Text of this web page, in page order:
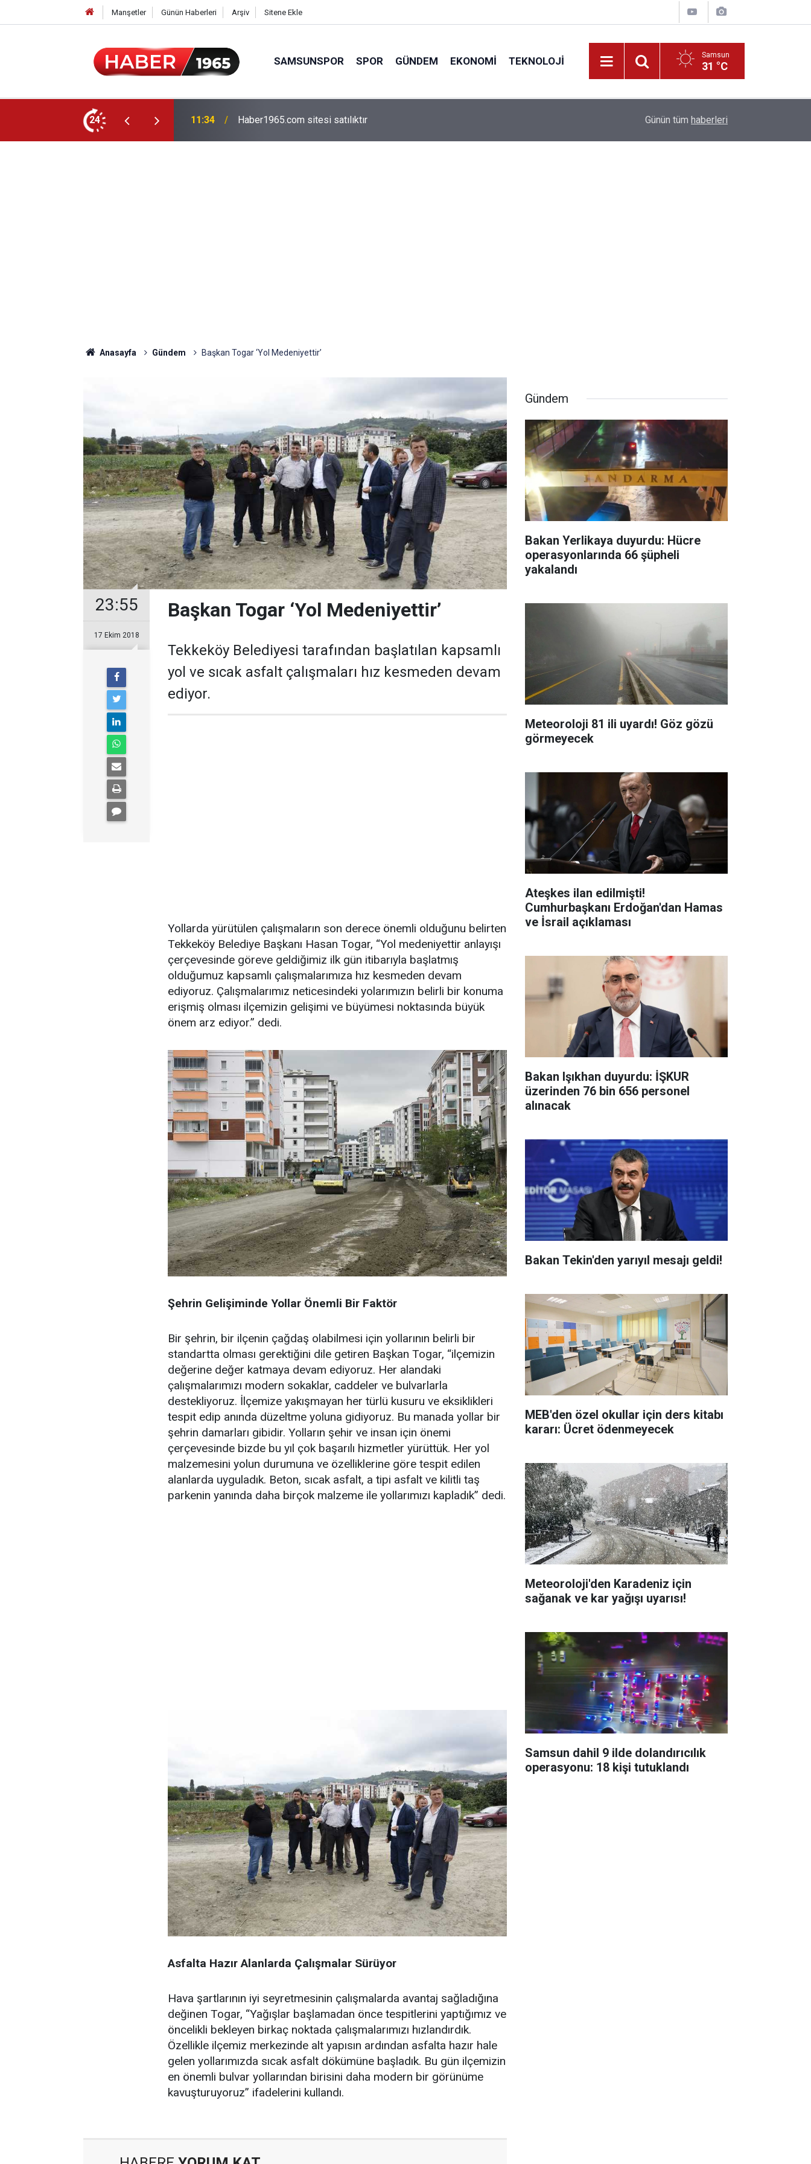
Manşetler Günün Haberleri Arşiv Sitene Ekle
SAMSUNSPOR SPOR GÜNDEM EKONOMI TEKNOLOJI Samsun
31 °C
24 15:52 Milyonlarca emekliyi ilgilendiriyor: Zamlı maaşlar hesaplarda Fahiş fiyatlar nedeniyle işletmelere 101 milyon
Günün tüm haberleri
Anasayfa Gündem Başkan Togar ‘Yol Medeniyettir’
23:55
17 Ekim 2018
Başkan Togar ‘Yol Medeniyettir’
Tekkeköy Belediyesi tarafından başlatılan kapsamlı
yol ve sıcak asfalt çalışmaları hız kesmeden devam
ediyor.
Yollarda yürütülen çalışmaların son derece önemli olduğunu belirten
Tekkeköy Belediye Başkanı Hasan Togar, “Yol medeniyettir anlayışı
çerçevesinde göreve geldiğimiz ilk gün itibarıyla başlatmış
olduğumuz kapsamlı çalışmalarımıza hız kesmeden devam
ediyoruz. Çalışmalarımız neticesindeki yolarımızın belirli bir konuma
erişmiş olması ilçemizin gelişimi ve büyümesi noktasında büyük
önem arz ediyor.” dedi.
Şehrin Gelişiminde Yollar Önemli Bir Faktör
Bir şehrin, bir ilçenin çağdaş olabilmesi için yollarının belirli bir
standartta olması gerektiğini dile getiren Başkan Togar, “ilçemizin
değerine değer katmaya devam ediyoruz. Her alandaki
çalışmalarımızı modern sokaklar, caddeler ve bulvarlarla
destekliyoruz. İlçemize yakışmayan her türlü kusuru ve eksiklikleri
tespit edip anında düzeltme yoluna gidiyoruz. Bu manada yollar bir
şehrin damarları gibidir. Yolların şehir ve insan için önemi
çerçevesinde bizde bu yıl çok başarılı hizmetler yürüttük. Her yol
malzemesini yolun durumuna ve özelliklerine göre tespit edilen
alanlarda uyguladık. Beton, sıcak asfalt, a tipi asfalt ve kilitli taş
parkenin yanında daha birçok malzeme ile yollarımızı kapladık” dedi.
Asfalta Hazır Alanlarda Çalışmalar Sürüyor
Hava şartlarının iyi seyretmesinin çalışmalarda avantaj sağladığına
değinen Togar, “Yağışlar başlamadan önce tespitlerini yaptığımız ve
öncelikli bekleyen birkaç noktada çalışmalarımızı hızlandırdık.
Özellikle ilçemiz merkezinde alt yapısın ardından asfalta hazır hale
gelen yollarımızda sıcak asfalt dökümüne başladık. Bu gün ilçemizin
en önemli bulvar yollarından birisini daha modern bir görünüme
kavuşturuyoruz” ifadelerini kullandı.
Gündem
Bakan Yerlikaya duyurdu: Hücre
operasyonlarında 66 şüpheli
yakalandı
Meteoroloji 81 ili uyardı! Göz gözü
görmeyecek
Ateşkes ilan edilmişti!
Cumhurbaşkanı Erdoğan'dan Hamas
ve İsrail açıklaması
Bakan Işıkhan duyurdu: İŞKUR
üzerinden 76 bin 656 personel
alınacak
Bakan Tekin'den yarıyıl mesajı geldi!
MEB'den özel okullar için ders kitabı
kararı: Ücret ödenmeyecek
Meteoroloji'den Karadeniz için
sağanak ve kar yağışı uyarısı!
Samsun dahil 9 ilde dolandırıcılık
operasyonu: 18 kişi tutuklandı